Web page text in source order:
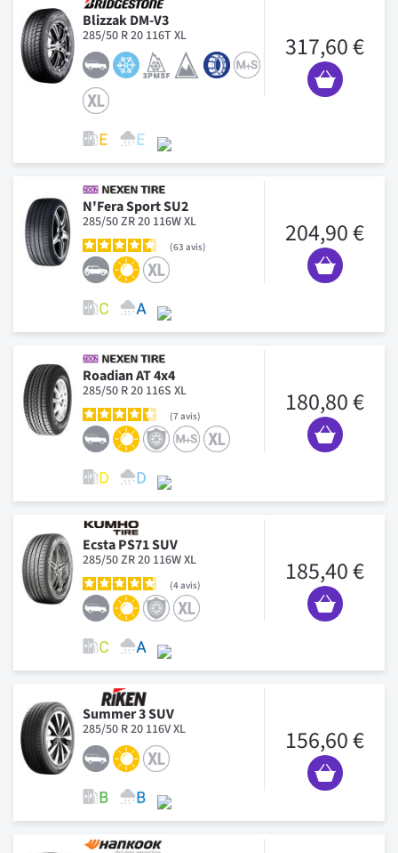
Blizzak DM-V3
285/50 R 20 116T XL 317,60 €
N'Fera Sport SU2
285/50 ZR 20 116W XL
63 avis 204,90 €
Roadian AT 4x4
285/50 R 20 116S XL
7 avis 180,80 €
Ecsta PS71 SUV
285/50 ZR 20 116W XL
4avis 185,40 €
Summer 3 SUV
285/50 R 20 116V XL 156,60 €